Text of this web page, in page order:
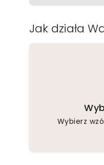
Jak działa
Wybierz